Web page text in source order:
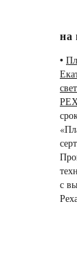
на
•
свет
с